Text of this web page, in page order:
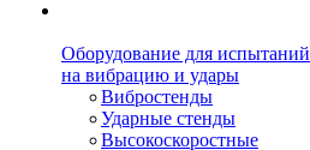
Оборудование для испытаний
на вибрацию и удары
Вибростенды
Ударные стенды
Высокоскоростные